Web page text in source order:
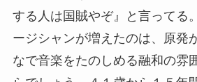
する人は国賊やぞ』と言ってる
ージシャンが増えたのは、原発
なで音楽をたのしめる融和の雰